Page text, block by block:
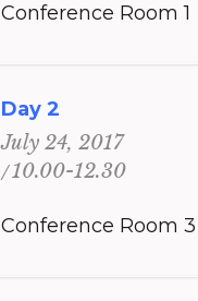
Conference Room 1
Day 2
July 24, 2017
10.00-12.30
Conference Room 3